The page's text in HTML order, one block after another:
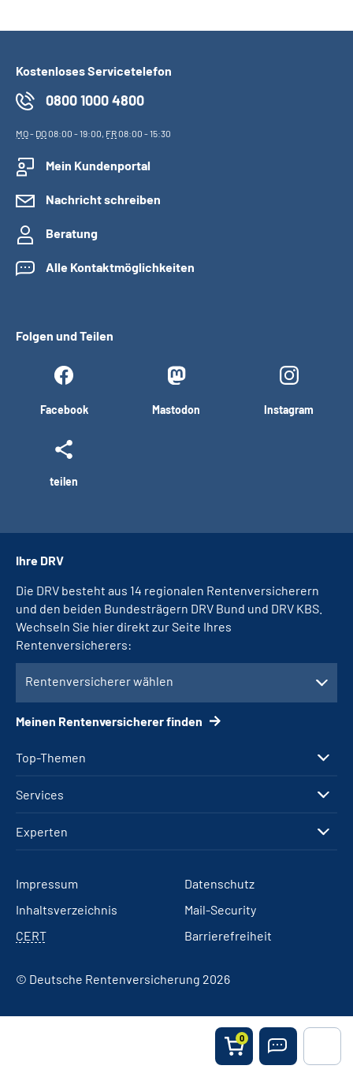
0
Kostenloses Servicetelefon
0800 1000 4800
MO- DO08:00 - 19:00, FR08:00 - 15:30
Mein Kundenportal
Nachricht schreiben
Beratung
Alle Kontaktmöglichkeiten
Folgen und Teilen
Facebook Mastodon Instagram
teilen
Top-Themen
Services
Experten
Ihre DRV
Die DRV besteht aus 14 regionalen Rentenversicherern
und den beiden Bundesträgern DRV Bund und DRV KBS.
Wechseln Sie hier direkt zur Seite Ihres
Rentenversicherers:
Rentenversicherer wählen
Meinen Rentenversicherer finden
Impressum
Datenschutz
Inhaltsverzeichnis
Mail-Security
CERT
Barrierefreiheit
© Deutsche Rentenversicherung 2026